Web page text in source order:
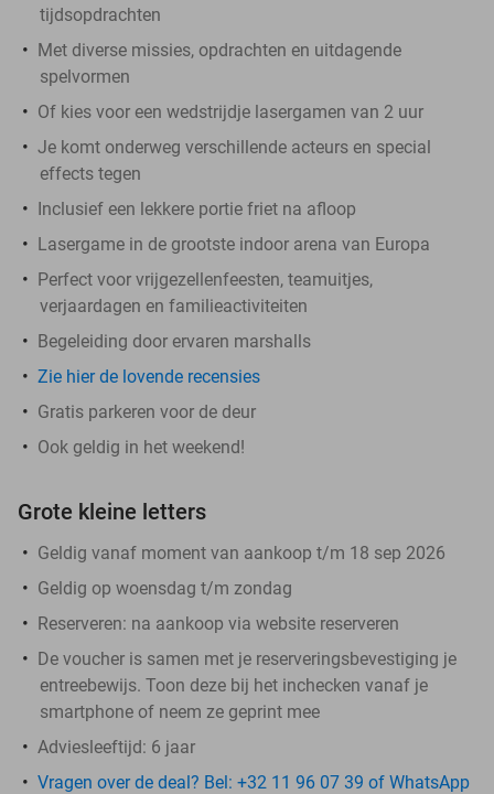
tijdsopdrachten
Met diverse missies, opdrachten en uitdagende
spelvormen
Of kies voor een wedstrijdje lasergamen van 2 uur
Je komt onderweg verschillende acteurs en special
effects tegen
Inclusief een lekkere portie friet na afloop
Lasergame in de grootste indoor arena van Europa
Perfect voor vrijgezellenfeesten, teamuitjes,
verjaardagen en familieactiviteiten
Begeleiding door ervaren marshalls
Zie hier de lovende recensies
Gratis parkeren voor de deur
Ook geldig in het weekend!
Grote kleine letters
Geldig vanaf moment van aankoop t/m 18 sep 2026
Geldig op woensdag t/m zondag
Reserveren: na aankoop via website reserveren
De voucher is samen met je reserveringsbevestiging je
entreebewijs. Toon deze bij het inchecken vanaf je
smartphone of neem ze geprint mee
Adviesleeftijd: 6 jaar
Vragen over de deal? Bel: +32 11 96 07 39 of WhatsApp